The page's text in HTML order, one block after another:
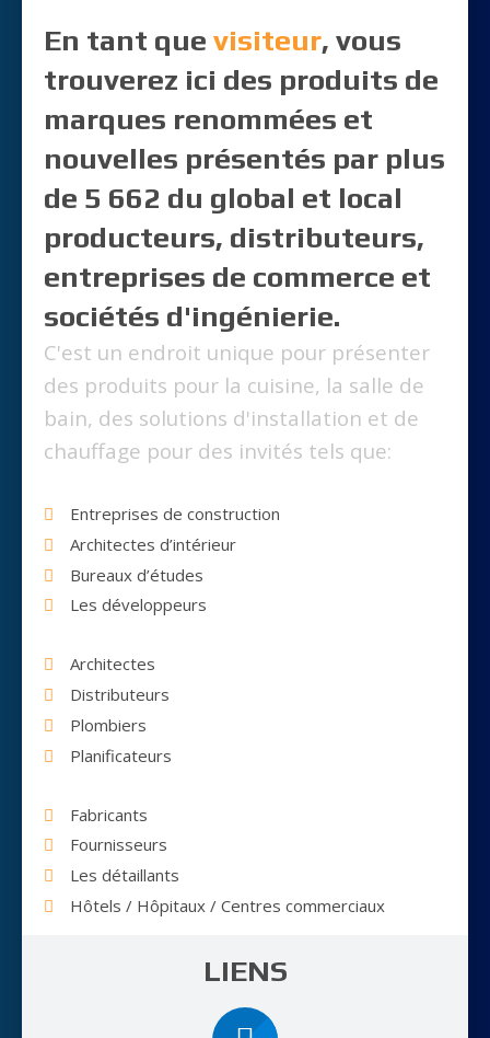
En tant que visiteur, vous
trouverez ici des produits de
marques renommées et
nouvelles présentés par plus
de 5 662 du global et local
producteurs, distributeurs,
entreprises de commerce et
sociétés d'ingénierie.
C'est un endroit unique pour présenter
des produits pour la cuisine, la salle de
bain, des solutions d'installation et de
chauffage pour des invités tels que:
Entreprises de construction
Architectes d’intérieur
Bureaux d’études
Les développeurs
Architectes
Distributeurs
Plombiers
Planificateurs
Fabricants
Fournisseurs
Les détaillants
Hôtels / Hôpitaux / Centres commerciaux
LIENS